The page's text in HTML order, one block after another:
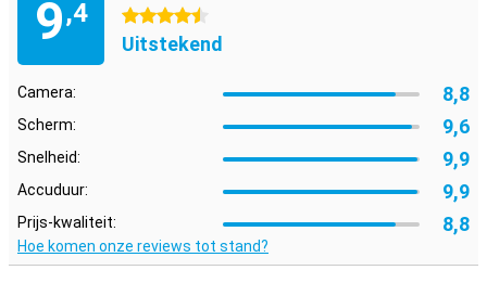
9,4 4.5 sterren
Uitstekend
Camera: 8,8
Scherm: 9,6
Snelheid: 9,9
Accuduur: 9,9
Prijs-kwaliteit: 8,8
Hoe komen onze reviews tot stand?